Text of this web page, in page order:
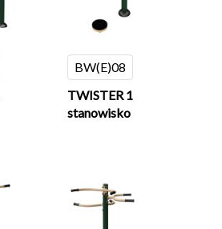
BW(E)08
TWISTER 1
stanowisko